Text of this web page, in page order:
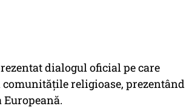
dialogul oficial pe care
religioase, prezentând